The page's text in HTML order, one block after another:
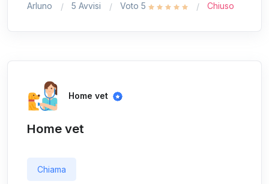
Arluno 5 Avvisi Voto 5 Chiuso
Home vet
Home vet
Chiama